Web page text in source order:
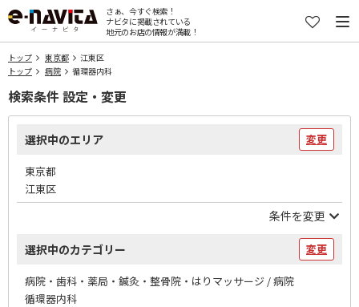
さぁ、今すぐ検索！
ナビタに掲載されている
地元のお店の情報が満載！
トップ 東京都
江東区
トップ
病院 循環器内科
検索条件 設定・変更
選択中のエリア 変更
東京都
江東区
条件を変更
選択中のカテゴリー 変更
病院・歯科・薬局・鍼灸・整骨院・はりマッサージ / 病院
循環器内科